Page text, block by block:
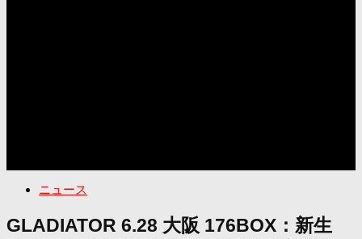
ニュース
GLADIATOR 6.28 大阪 176BOX：新生